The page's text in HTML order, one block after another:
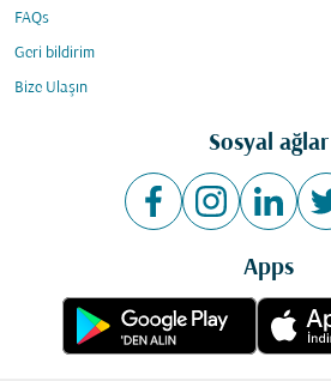
FAQs
Geri bildirim
Bize Ulaşın
Sosyal ağlar
Apps